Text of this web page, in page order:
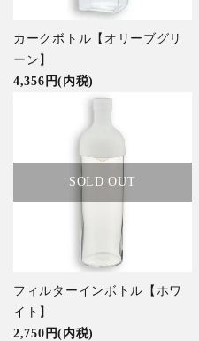
カークボトル【オリーブグリ
ーン】
4,356円(内税)
SOLD OUT
フィルターインボトル【ホワ
イト】
2,750円(内税)